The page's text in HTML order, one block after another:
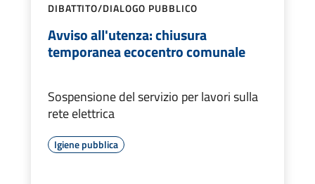
DIBATTITO/DIALOGO PUBBLICO
Avviso all'utenza: chiusura
temporanea ecocentro comunale
Sospensione del servizio per lavori sulla
rete elettrica
Igiene pubblica